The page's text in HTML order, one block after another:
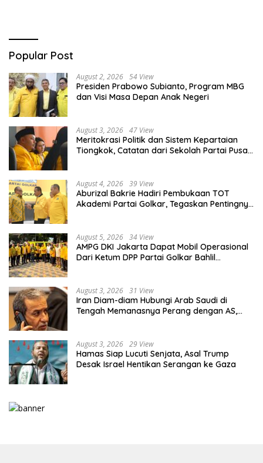
Popular Post
August 2, 2026 54 View
Presiden Prabowo Subianto, Program MBG
dan Visi Masa Depan Anak Negeri
August 3, 2026 47 View
Meritokrasi Politik dan Sistem Kepartaian
Tiongkok, Catatan dari Sekolah Partai Pusat
August 4, 2026 39 View
Aburizal Bakrie Hadiri Pembukaan TOT
Akademi Partai Golkar, Tegaskan Pentingnya
August 5, 2026 34 View
AMPG DKI Jakarta Dapat Mobil Operasional
Dari Ketum DPP Partai Golkar Bahlil
August 3, 2026 31 View
Iran Diam-diam Hubungi Arab Saudi di
Tengah Memanasnya Perang dengan AS,
August 3, 2026 29 View
Hamas Siap Lucuti Senjata, Asal Trump
Desak Israel Hentikan Serangan ke Gaza